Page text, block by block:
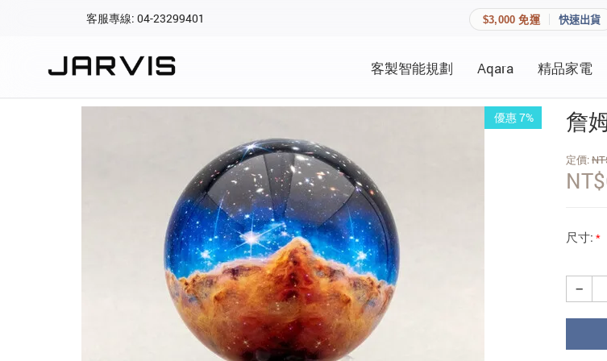
客服專線: 04-23299401 $3,000 免運 快速出貨
客製智能規劃 Aqara 精品家電
優惠 7% 詹
定價:
NT$
尺寸:
−
Aqara 智慧家庭
智能門鎖
Matter 智慧家庭
精品家電
會員帳號
密碼
登入會員
建立新帳號